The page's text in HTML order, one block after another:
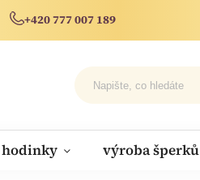
+420 777 007 189
hodinky výroba šperků